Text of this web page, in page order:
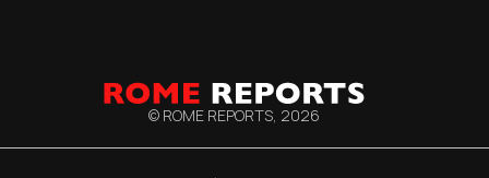
© ROME REPORTS, 2026